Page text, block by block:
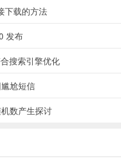
按钮，唤起底部的相机布局菜
项，即可切换为极简的门锁式
下载的方法
发布
搜索引擎优化
尬短信
数产生探讨